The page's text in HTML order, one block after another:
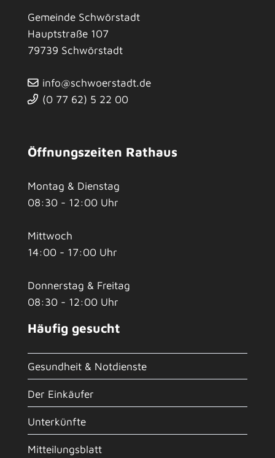
Gemeinde Schwörstadt
Hauptstraße 107
79739 Schwörstadt
info@schwoerstadt.de
(0 77 62) 5 22 00
Öffnungszeiten Rathaus
Montag & Dienstag
08:30 - 12:00 Uhr
Mittwoch
14:00 - 17:00 Uhr
Donnerstag & Freitag
08:30 - 12:00 Uhr
Häufig gesucht
Gesundheit & Notdienste
Der Einkäufer
Unterkünfte
Mitteilungsblatt